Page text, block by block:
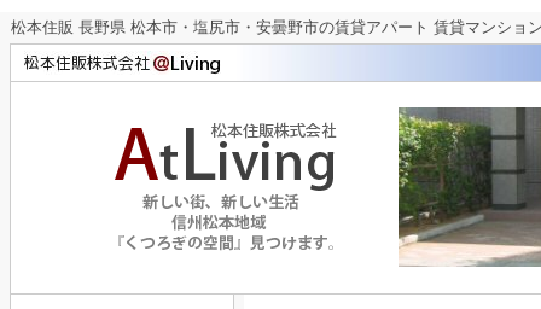
松本住販 長野県 松本市・塩尻市・安曇野市の賃貸アパート 賃貸マンショ